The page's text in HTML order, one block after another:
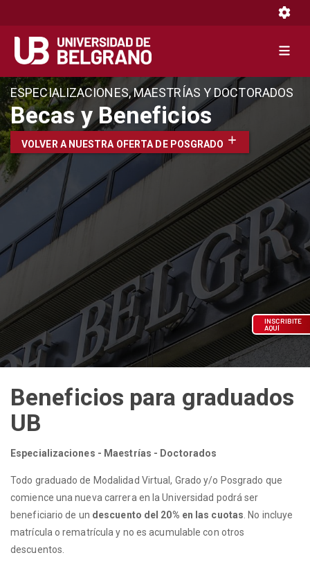
Pasar
al
contenido
principal
ESPECIALIZACIONES, MAESTRÍAS Y DOCTORADOS
Becas y Beneficios
VOLVER A NUESTRA OFERTA DE POSGRADO
Beneficios para graduados
UB
Especializaciones - Maestrías - Doctorados
Todo graduado de Modalidad Virtual, Grado y/o Posgrado que
comience una nueva carrera en la Universidad podrá ser
beneficiario de un descuento del 20% en las cuotas . No incluye
matrícula o rematrícula y no es acumulable con otros
descuentos.
INSCRIBITE
AQUÍ